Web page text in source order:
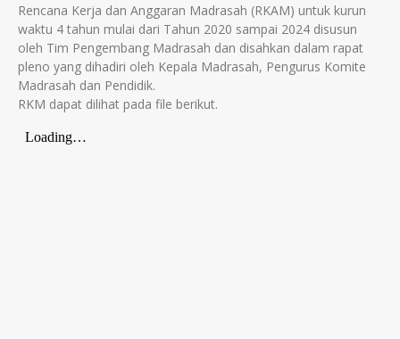
Rencana Kerja dan Anggaran Madrasah (RKAM) untuk kurun
waktu 4 tahun mulai dari Tahun 2020 sampai 2024 disusun
oleh Tim Pengembang Madrasah dan disahkan dalam rapat
pleno yang dihadiri oleh Kepala Madrasah, Pengurus Komite
Madrasah dan Pendidik.
RKM dapat dilihat pada file berikut.